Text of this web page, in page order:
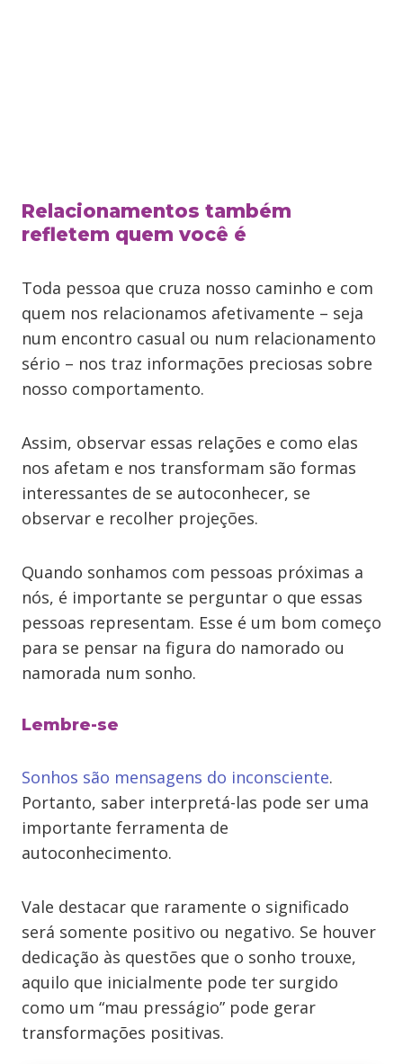
Relacionamentos também
refletem quem você é
Toda pessoa que cruza nosso caminho e com
quem nos relacionamos afetivamente – seja
num encontro casual ou num relacionamento
sério – nos traz informações preciosas sobre
nosso comportamento.
Assim, observar essas relações e como elas
nos afetam e nos transformam são formas
interessantes de se autoconhecer, se
observar e recolher projeções.
Quando sonhamos com pessoas próximas a
nós, é importante se perguntar o que essas
pessoas representam. Esse é um bom começo
para se pensar na figura do namorado ou
namorada num sonho.
Lembre-se
Sonhos são mensagens do inconsciente.
Portanto, saber interpretá-las pode ser uma
importante ferramenta de
autoconhecimento.
Vale destacar que raramente o significado
será somente positivo ou negativo. Se houver
dedicação às questões que o sonho trouxe,
aquilo que inicialmente pode ter surgido
como um “mau presságio” pode gerar
transformações positivas.